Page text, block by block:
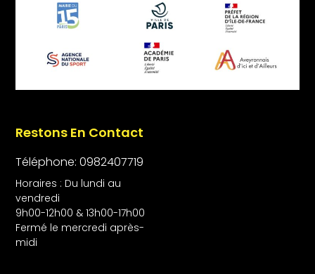
Restons En Contact
Téléphone: 0982407719
Horaires : Du lundi au
vendredi
9h00-12h00 & 13h00-17h00
Fermé le mercredi après-
midi